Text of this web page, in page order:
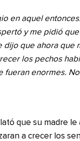
en aquel
y me pidió que
dijo que ahora que
los pechos
fueran enormes.
que su madre le
a crecer los